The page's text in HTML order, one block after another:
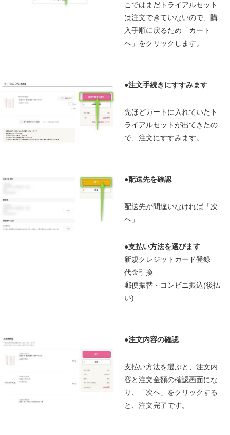
こではまだトライアルセット
は注文できていないので、購
入手順に戻るため「カート
へ」をクリックします。
●注文手続きにすすみます
先ほどカートに入れていたト
ライアルセットが出てきたの
で、注文にすすみます。
●配送先を確認
配送先が間違いなければ「次
へ」
●支払い方法を選びます
新規クレジットカード登録
代金引換
郵便振替・コンビニ振込(後払
い)
●注文内容の確認
支払い方法を選ぶと、注文内
容と注文金額の確認画面にな
り、「次へ」をクリックする
と、注文完了です。